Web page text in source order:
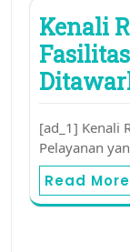
Kenali
[ad_1] Kenali
Pelayanan
Read More